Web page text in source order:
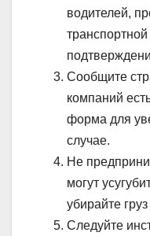
водителей,
Сообщите
компаний
форма для
случае.
Не
могут
убирайте
Следуйте